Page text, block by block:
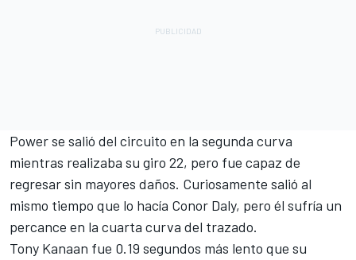
Power se salió del circuito en la segunda curva
mientras realizaba su giro 22, pero fue capaz de
regresar sin mayores daños. Curiosamente salió al
mismo tiempo que lo hacía Conor Daly, pero él sufría un
percance en la cuarta curva del trazado.
Tony Kanaan fue 0.19 segundos más lento que su